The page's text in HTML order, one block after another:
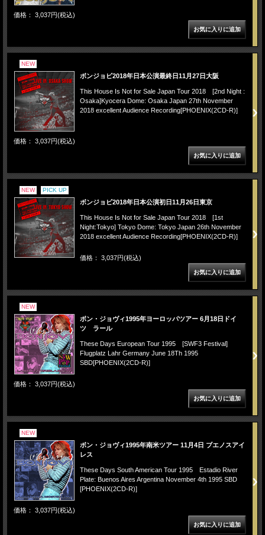
価格： 3,037円(税込)
NEW
ボンジョビ2018年日本公演最終日11月27日大阪
This House Is Not for Sale Japan Tour 2018 [2nd Night :
Osaka]Kyocera Dome: Osaka Japan 27th November
2018 excellent Audience Recording[PHOENIX(2CD-R)]
価格： 3,037円(税込)
NEW PICK UP
ボンジョビ2018年日本公演初日11月26日東京
This House Is Not for Sale Japan Tour 2018 [1st
Night:Tokyo] Tokyo Dome: Tokyo Japan 26th November
2018 excellent Audience Recording[PHOENIX(2CD-R)]
価格： 3,037円(税込)
NEW
ボン・ジョヴィ1995年ヨーロッパツアー 6月18日ドイ
ツ ラール
These Days European Tour 1995 [SWF3 Festival]
Flugplatz Lahr Germany June 18Th 1995
SBD[PHOENIX(2CD-R)]
価格： 3,037円(税込)
NEW
ボン・ジョヴィ1995年南米ツアー 11月4日 ブエノスアイ
レス
These Days South American Tour 1995 Estadio River
Plate: Buenos Aires Argentina November 4th 1995 SBD
[PHOENIX(2CD-R)]
価格： 3,037円(税込)